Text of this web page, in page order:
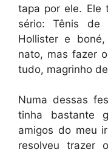
tapa por ele. Ele
sério: Tênis de
Hollister e
nato, mas fazer
tudo, magrinho
Numa dessas
tinha bastante
amigos do meu
resolveu trazer